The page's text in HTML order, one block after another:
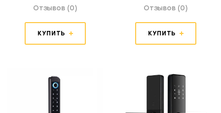
Отзывов (0)
КУПИТЬ
Отзывов (0)
КУПИТЬ